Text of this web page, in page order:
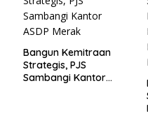
Bangun Kemitraan
Strategis, PJS
Sambangi Kantor